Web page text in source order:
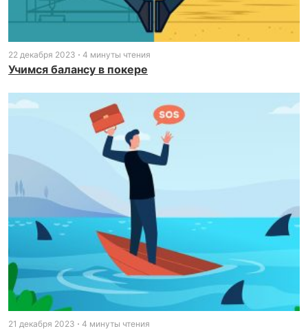
22 декабря 2023 4 минуты чтения
Учимся балансу в покере
21 декабря 2023 4 минуты чтения